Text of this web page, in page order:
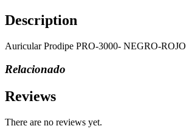
Description
Auricular Prodipe PRO-3000- NEGRO-ROJO
Relacionado
Reviews
There are no reviews yet.